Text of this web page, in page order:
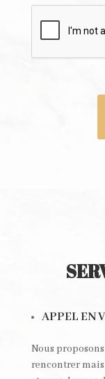
APPEL EN
Nous
rencontrer